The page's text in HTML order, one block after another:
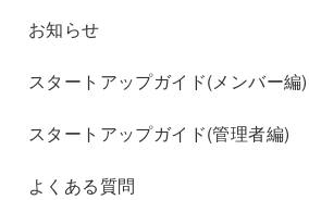
お知らせ
スタートアップガイド(メンバー編)
スタートアップガイド(管理者編)
よくある質問